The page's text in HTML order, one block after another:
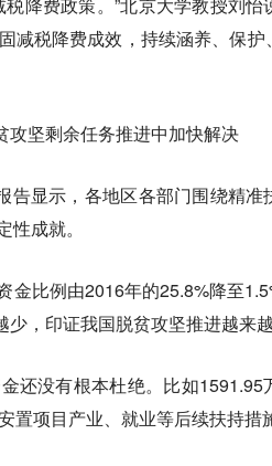
减税降费成效，持续涵养、保
攻坚剩余任务推进中加快解决
告显示，各地区各部门围绕精
成就。
金比例由2016年的25.8%降至
，印证我国脱贫攻坚推进越来越
还没有根本杜绝。比如1591.95
项目产业、就业等后续扶持措